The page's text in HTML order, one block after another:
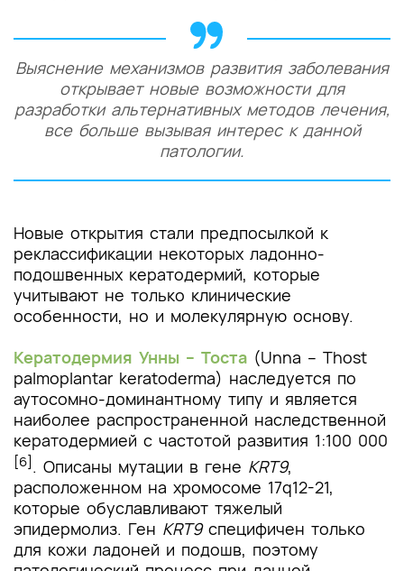
Выяснение механизмов развития заболевания
открывает новые возможности для
разработки альтернативных методов лечения,
все больше вызывая интерес к данной
патологии.
Новые открытия стали предпосылкой к
реклассификации некоторых ладонно-
подошвенных кератодермий, которые
учитывают не только клинические
особенности, но и молекулярную основу.
Кератодермия Унны – Тоста (Unna – Thost
palmoplantar keratoderma) наследуется по
аутосомно-доминантному типу и является
наиболее распространенной наследственной
кератодермией с частотой развития 1:100 000
[6]. Описаны мутации в гене KRT9,
расположенном на хромосоме 17q12-21,
которые обуславливают тяжелый
эпидермолиз. Ген KRT9 специфичен только
для кожи ладоней и подошв, поэтому